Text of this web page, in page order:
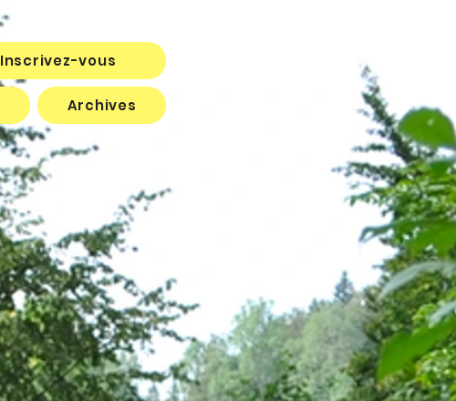
Inscrivez-vous
Archives